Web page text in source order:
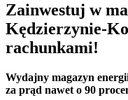
Zainwestuj w
Kędzierzynie-
rachunkami!
Wydajny magazyn
za prąd nawet o 90